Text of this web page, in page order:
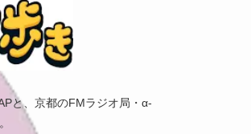
と、京都のFMラジオ局・α-